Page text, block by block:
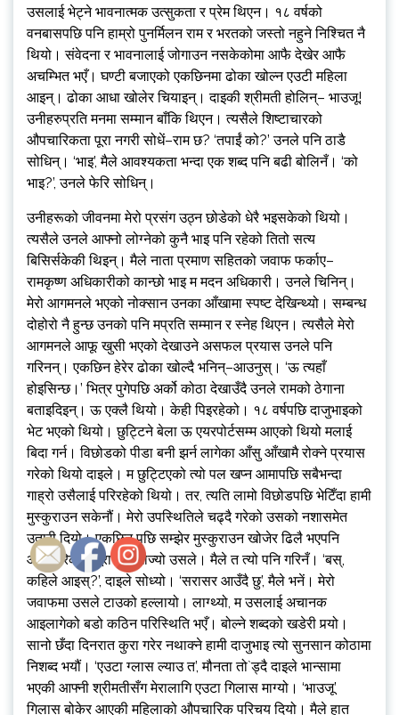
उसलाई भेट्ने भावनात्मक उत्सुकता र प्रेम थिएन। १८ वर्षको
वनबासपछि पनि हाम्रो पुनर्मिलन राम र भरतको जस्तो नहुने निश्चित नै
थियो। संवेदना र भावनालाई जोगाउन नसकेकोमा आफै देखेर आफै
अचम्भित भएँ। घण्टी बजाएको एकछिनमा ढोका खोल्न एउटी महिला
आइन्। ढोका आधा खोलेर चियाइन्। दाइकी श्रीमती होलिन्– भाउजू!
उनीहरुप्रति मनमा सम्मान बाँकि थिएन। त्यसैले शिष्टाचारको
औपचारिकता पूरा नगरी सोधें–राम छ? ‘तपाईं को?’ उनले पनि ठाडै
सोधिन्। ‘भाइ’, मैले आवश्यकता भन्दा एक शब्द पनि बढी बोलिनँ। ‘को
भाइ?’, उनले फेरि सोधिन्।
उनीहरूको जीवनमा मेरो प्रसंग उठ्न छोडेको धेरै भइसकेको थियो।
त्यसैले उनले आफ्नो लोग्नेको कुनै भाइ पनि रहेको तितो सत्य
बिसिर्सकेकी थिइन्। मैले नाता प्रमाण सहितको जवाफ फर्काए–
रामकृष्ण अधिकारीको कान्छो भाइ म मदन अधिकारी। उनले चिनिन्।
मेरो आगमनले भएको नोक्सान उनका आँखामा स्पष्ट देखिन्थ्यो। सम्बन्ध
दोहोरो नै हुन्छ उनको पनि मप्रति सम्मान र स्नेह थिएन। त्यसैले मेरो
आगमनले आफू खुसी भएको देखाउने असफल प्रयास उनले पनि
गरिनन्। एकछिन हेरेर ढोका खोल्दै भनिन्–आउनुस्। ‘ऊ त्यहाँ
होइसिन्छ।’ भित्र पुगेपछि अर्को कोठा देखाउँदै उनले रामको ठेगाना
बताइदिइन्। ऊ एक्लै थियो। केही पिइरहेको। १८ वर्षपछि दाजुभाइको
भेट भएको थियो। छुट्टिने बेला ऊ एयरपोर्टसम्म आएको थियो मलाई
बिदा गर्न। विछोडको पीडा बनी झर्न लागेका आँसु आँखामै रोक्ने प्रयास
गरेको थियो दाइले। म छुट्टिएको त्यो पल खप्न आमापछि सबैभन्दा
गाह्रो उसैलाई परिरहेको थियो। तर, त्यति लामो विछोडपछि भेटिँदा हामी
मुस्कुराउन सकेनौं। मेरो उपस्थितिले चढ्दै गरेको उसको नशासमेत
उतारी दियो। एकछिन पछि सम्झेर मुस्कुराउन खोजेर ढिलै भएपनि
औपचारिकता पूरा गर्न खोज्यो उसले। मैले त त्यो पनि गरिनँ। ‘बस्,
कहिले आइस्?’, दाइले सोध्यो। ‘सरासर आउँदै छु’, मैले भनें। मेरो
जवाफमा उसले टाउको हल्लायो। लाग्थ्यो, म उसलाई अचानक
आइलागेको बडो कठिन परिस्थिति भएँ। बोल्ने शब्दको खडेरी पर्‍यो।
सानो छँदा दिनरात कुरा गरेर नथाक्ने हामी दाजुभाइ त्यो सुनसान कोठामा
निशब्द भयौं। ‘एउटा ग्लास ल्याउ त’, मौनता तो`ड्दै दाइले भान्सामा
भएकी आफ्नी श्रीमतीसँग मेरालागि एउटा गिलास माग्यो। ‘भाउजू’
गिलास बोकेर आएकी महिलाको औपचारिक परिचय दियो। मैले हात